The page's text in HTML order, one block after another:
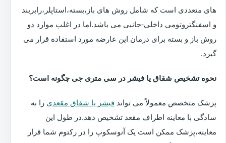
های متعددی است که شامل روش های باز،بسته،استاپلر،رابربند
و اسفنگتروتومی داخلی-جانبی می باشد.اما در اغلب موارد دو
روش باز و بسته برای درمان این عارضه مورد استفاده قرار می
گیرد.
نحوه تشخیص شقاق یا فیشر در سی متری جی چگونه است؟
پزشک متخصص معمولاً می تواند فیشر یا شقاق مقعدی را به
سادگی با معاینه اطراف مقعد تشخیص دهد.در طول این
معاینه،پزشک ممکن است یک آنوسکوپ را در رکتوم شما قرار